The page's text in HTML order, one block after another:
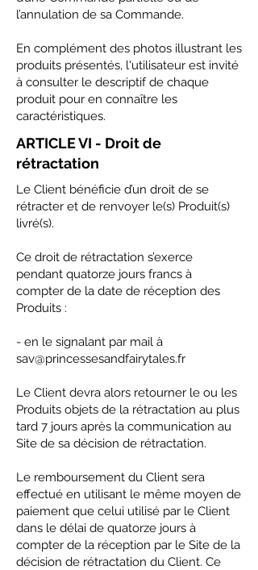
l’annulation de sa Commande.
En complément des photos illustrant les
produits présentés, l'utilisateur est invité
à consulter le descriptif de chaque
produit pour en connaître les
caractéristiques.
ARTICLE VI - Droit de
rétractation
Le Client bénéficie d’un droit de se
rétracter et de renvoyer le(s) Produit(s)
livré(s).
Ce droit de rétractation s’exerce
pendant quatorze jours francs à
compter de la date de réception des
Produits :
- en le signalant par mail à
sav@princessesandfairytales.fr
Le Client devra alors retourner le ou les
Produits objets de la rétractation au plus
tard 7 jours après la communication au
Site de sa décision de rétractation.
Le remboursement du Client sera
effectué en utilisant le même moyen de
paiement que celui utilisé par le Client
dans le délai de quatorze jours à
compter de la réception par le Site de la
décision de rétractation du Client. Ce